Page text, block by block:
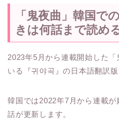
「鬼夜曲」韓国で
きは何話まで読め
2023年5月から連載開始した
いる『귀야곡』の日本語翻訳版
韓国では2022年7月から連載
話が更新します。